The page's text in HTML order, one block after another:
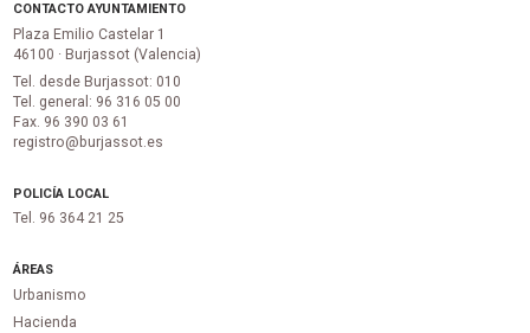
CONTACTO AYUNTAMIENTO
Plaza Emilio Castelar 1
46100 · Burjassot (Valencia)
Tel. desde Burjassot: 010
Tel. general: 96 316 05 00
Fax. 96 390 03 61
registro@burjassot.es
POLICÍA LOCAL
Tel. 96 364 21 25
ÁREAS
Urbanismo
Hacienda